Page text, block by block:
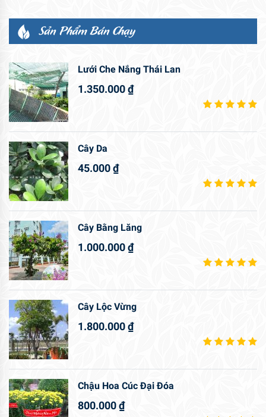
Sản Phẩm Bán Chạy
Lưới Che Nắng Thái Lan
1.350.000₫
Cây Da
45.000₫
Cây Bằng Lăng
1.000.000₫
Cây Lộc Vừng
1.800.000₫
Chậu Hoa Cúc Đại Đóa
800.000₫